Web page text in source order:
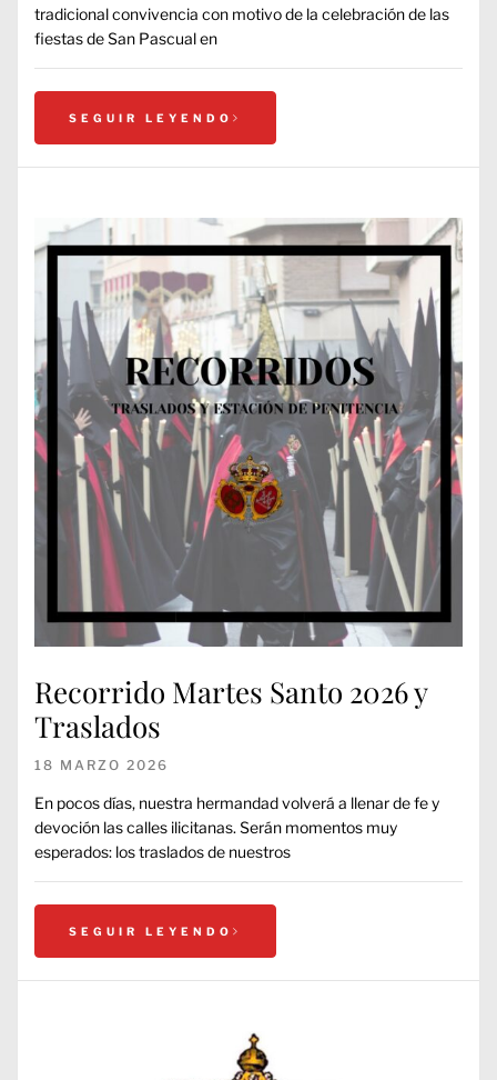
tradicional convivencia con motivo de la celebración de las
fiestas de San Pascual en
SEGUIR LEYENDO
Recorrido Martes Santo 2026 y
Traslados
18 MARZO 2026
En pocos días, nuestra hermandad volverá a llenar de fe y
devoción las calles ilicitanas. Serán momentos muy
esperados: los traslados de nuestros
SEGUIR LEYENDO